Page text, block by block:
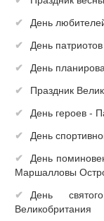
День
День
День
Праздник
День героев -
День
День
Маршалловы
День
Великобритания